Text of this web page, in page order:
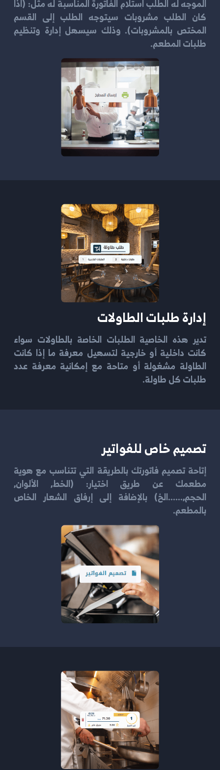
الموجه له الطلب استلام الفاتورة المناسبة له مثل: (اذا
كان الطلب مشروبات سيتوجه الطلب إلى القسم
المختص بالمشروبات). وذلك سيسهل إدارة وتنظيم
طلبات المطعم.
إدارة طلبات الطاولات
تدير هذه الخاصية الطلبات الخاصة بالطاولات سواء
كانت داخلية أو خارجية لتسهيل معرفة ما إذا كانت
الطاولة مشغولة أو متاحة مع إمكانية معرفة عدد
طلبات كل طاولة.
تصميم خاص للفواتير
إتاحة تصميم فاتورتك بالطريقة التي تتناسب مع هوية
مطعمك عن طريق اختيار: (الخط, الألوان,
الحجم,......الخ) بالإضافة إلى إرفاق الشعار الخاص
بالمطعم.